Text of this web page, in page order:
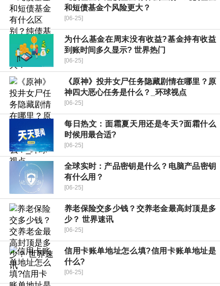
和短债基金个风险更大？
[06-25]
为什么基金在周末没有收益?基金持有收益
到账时间多久显示? 世界热门
[06-25]
《原神》投井女尸任务隐藏剧情在哪里？原
神四大恶心任务是什么？_环球视点
[06-25]
每日热文：面霜夏天用还是冬天?面霜什么
时候用最合适?
[06-25]
全球实时：产品密钥是什么？电脑产品密钥
有什么用？
[06-25]
养老保险交多少钱？交养老金最高封顶是多
少？ 世界速讯
[06-25]
信用卡账单地址怎么填?信用卡账单地址是
什么?
[06-25]